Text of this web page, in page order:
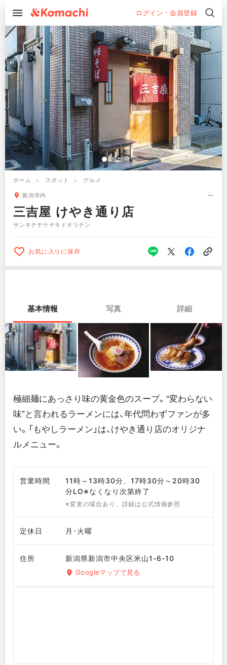
ログイン・会員登録
ホーム スポット グルメ
新潟市内
三吉屋 けやき通り店
サンキチヤケヤキドオリテン
お気に入りに保存
基本情報 写真 詳細
極細麺にあっさり味の黄金色のスープ。“変わらない
味”と言われるラーメンには、年代問わずファンが多
い。「もやしラーメン」は、けやき通り店のオリジナ
ルメニュー。
営業時間
11時～13時30分、17時30分～20時30
分LO※なくなり次第終了
※変更の場合あり、詳細は公式情報参照
定休日 月･火曜
住所 新潟県新潟市中央区米山1-6-10
Googleマップで見る